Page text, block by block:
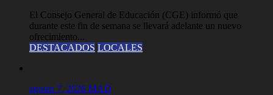
El Consejo General de Educación (CGE) informó que
durante este fin de semana se llevará adelante un nuevo
ofrecimiento...
DESTACADOS LOCALES
agosto 7, 2026 MAD